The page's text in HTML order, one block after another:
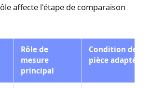
affecte l'étape de comparaison
Rôle de
mesure
principal
Condition de
pièce adaptée